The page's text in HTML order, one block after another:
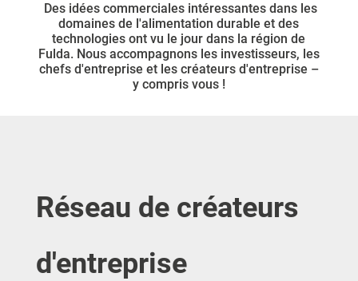
Des idées commerciales intéressantes dans les
domaines de l'alimentation durable et des
technologies ont vu le jour dans la région de
Fulda. Nous accompagnons les investisseurs, les
chefs d'entreprise et les créateurs d'entreprise –
y compris vous !
Réseau de créateurs
d'entreprise